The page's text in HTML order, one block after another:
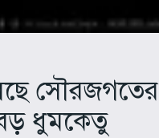
সৌরজগতের
ধুমকেতু